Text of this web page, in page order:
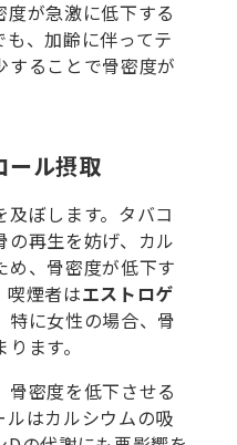
が急激に低下する
、加齢に伴ってテ
することで骨密度が
ール摂取
ぼします。タバコ
の再生を妨げ、カル
め、骨密度が低下す
喫煙者はエストロゲ
特に女性の場合、骨
ます。
密度を低下させる
ルはカルシウムの吸